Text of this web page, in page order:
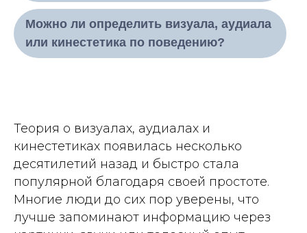
Можно ли определить визуала, аудиала
или кинестетика по поведению?
Теория о визуалах, аудиалах и
кинестетиках появилась несколько
десятилетий назад и быстро стала
популярной благодаря своей простоте.
Многие люди до сих пор уверены, что
лучше запоминают информацию через